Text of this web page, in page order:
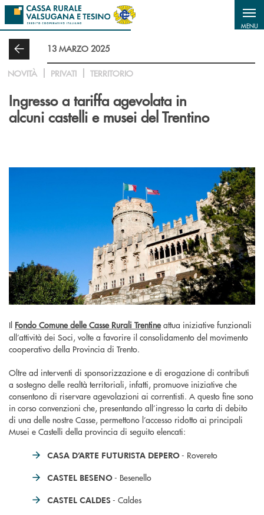
Salta al contenuto principale
MENU
13 MARZO 2025
NOVITÀ PRIVATI TERRITORIO
Ingresso a tariffa agevolata in
alcuni castelli e musei del Trentino
Il Fondo Comune delle Casse Rurali Trentineattua iniziative funzionali
all’attività dei Soci, volte a favorire il consolidamento del movimento
cooperativo della Provincia di Trento.
Oltre ad interventi di sponsorizzazione e di erogazione di contributi
a sostegno delle realtà territoriali, infatti, promuove iniziative che
consentono di riservare agevolazioni ai correntisti. A questo fine sono
in corso convenzioni che, presentando all’ingresso la carta di debito
di una delle nostre Casse, permettono l’accesso ridotto ai principali
Musei e Castelli della provincia di seguito elencati:
CASA D’ARTE FUTURISTA DEPERO- Rovereto
CASTEL BESENO- Besenello
CASTEL CALDES - Caldes